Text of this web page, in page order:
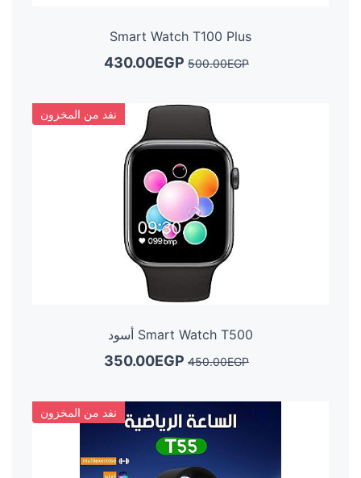
Smart Watch T100 Plus
430.00EGP 500.00EGP
نفد من المخزون
Smart Watch T500 أسود
350.00EGP 450.00EGP
نفد من المخزون